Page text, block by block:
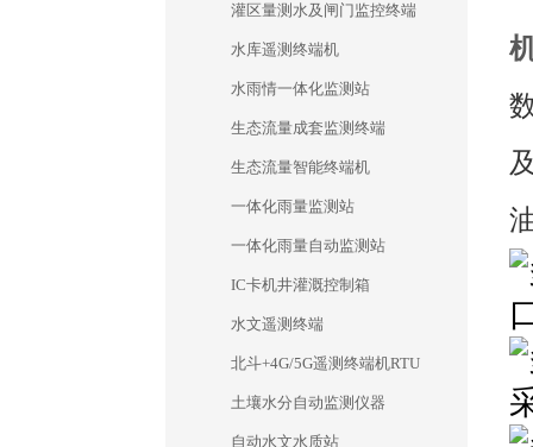
灌区量测水及闸门监控终端
水库遥测终端机
水雨情一体化监测站
生态流量成套监测终端
生态流量智能终端机
一体化雨量监测站
一体化雨量自动监测站
IC卡机井灌溉控制箱
水文遥测终端
北斗+4G/5G遥测终端机RTU
土壤水分自动监测仪器
自动水文水质站